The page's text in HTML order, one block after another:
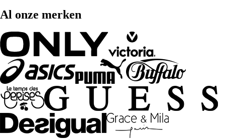
Al onze merken